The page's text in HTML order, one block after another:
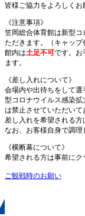
皆様ご協力をよろしくお
《注意事項》
笠岡総合体育館は新型
ただきます。（キャップ
館内は土足不可です。お
ます。
《差し入れについて》
会場内や出待ちをして
型コロナウイルス感染
は禁止させていただいて
差し入れを希望される方
なお、お客様自身で調理
《横断幕について》
希望される方は事前にク
ご観戦時のお願い